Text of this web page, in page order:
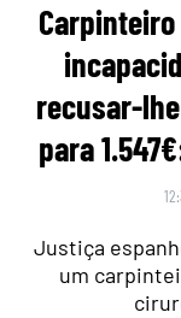
recusar-
para
Justiça
um